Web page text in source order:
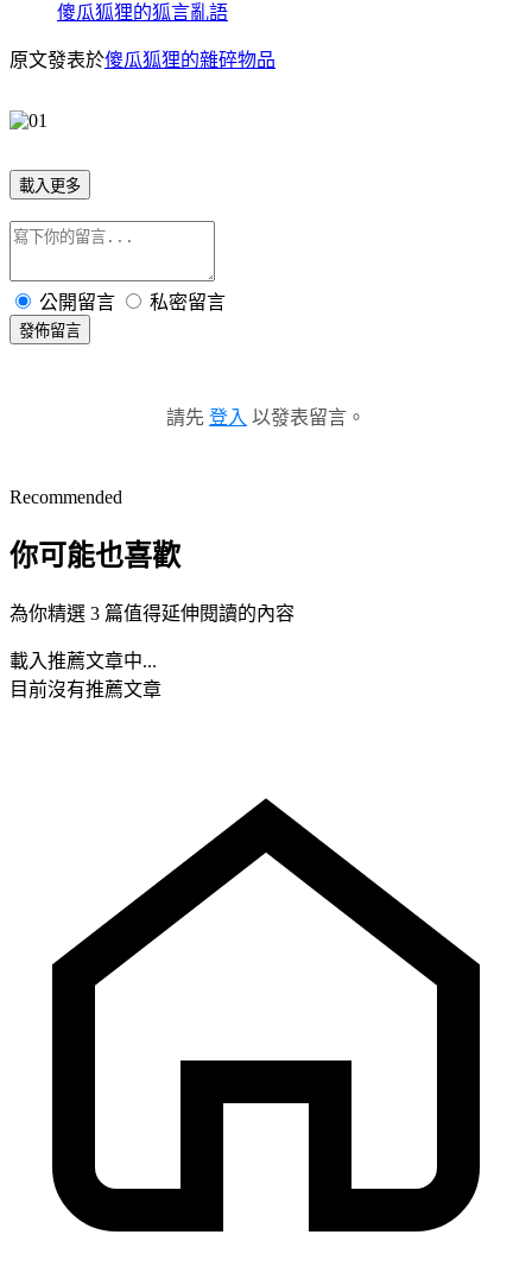
傻瓜狐狸的狐言亂語
原文發表於傻瓜狐狸的雜碎物品
載入更多
公開留言 私密留言
發佈留言
請先 登入 以發表留言。
Recommended
你可能也喜歡
為你精選 3 篇值得延伸閱讀的內容
載入推薦文章中...
目前沒有推薦文章